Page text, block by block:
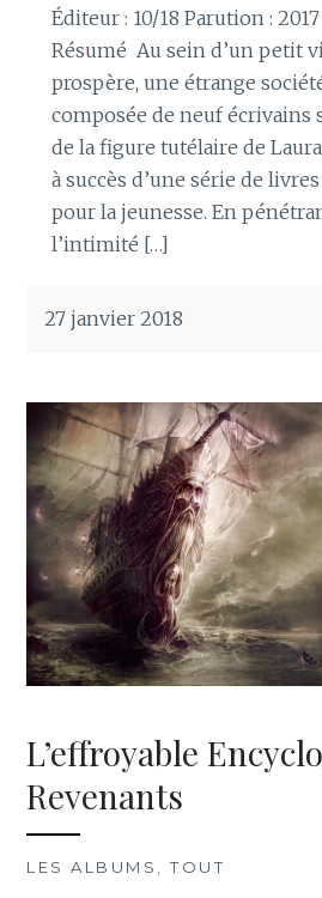
Éditeur : 10/18 Parution : 2017
Résumé Au sein d’un petit
prospère, une étrange
composée de neuf écrivains
de la figure tutélaire de
à succès d’une série de
pour la jeunesse. En
l’intimité […]
27 janvier 2018
L’effroyable
Revenants
LES ALBUMS ,TOUT